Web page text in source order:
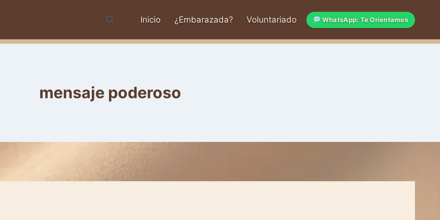
Inicio ¿Embarazada? Voluntariado WhatsApp: Te Orientamos
mensaje poderoso